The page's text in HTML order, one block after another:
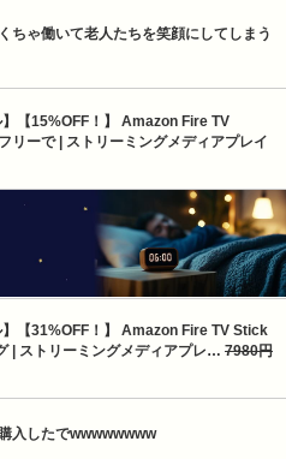
ちゃ働いて老人たちを笑顔にしてしまう
【15%OFF！】 Amazon Fire TV
リーで | ストリーミングメディアプレイ
【31%OFF！】 Amazon Fire TV Stick
| ストリーミングメディアプレ… 7980円
入したでwwwwwwww